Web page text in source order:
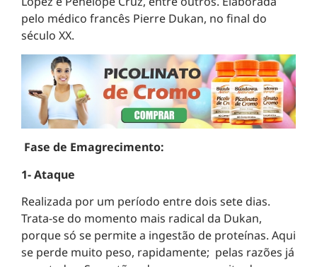
pelo médico francês Pierre Dukan, no final do
século XX.
Fase de Emagrecimento:
1- Ataque
Realizada por um período entre dois sete dias.
Trata-se do momento mais radical da Dukan,
porque só se permite a ingestão de proteínas. Aqui
se perde muito peso, rapidamente; pelas razões já